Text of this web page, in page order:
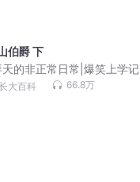
伯爵 下
天的非正常日常|爆笑上学记
大百科 66.8万